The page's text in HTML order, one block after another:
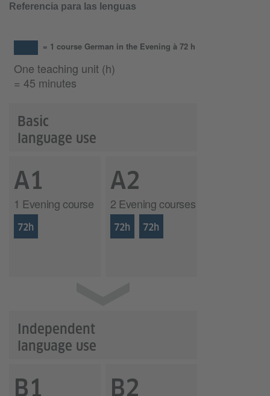
Referencia para las lenguas
= 1 course German in the Evening à 72 h
One teaching unit (h)
= 45 minutes
72h
A1
1 Evening course
B1 B2
72h 72h
A2
2 Evening courses
Basic
language use
Independent
language use